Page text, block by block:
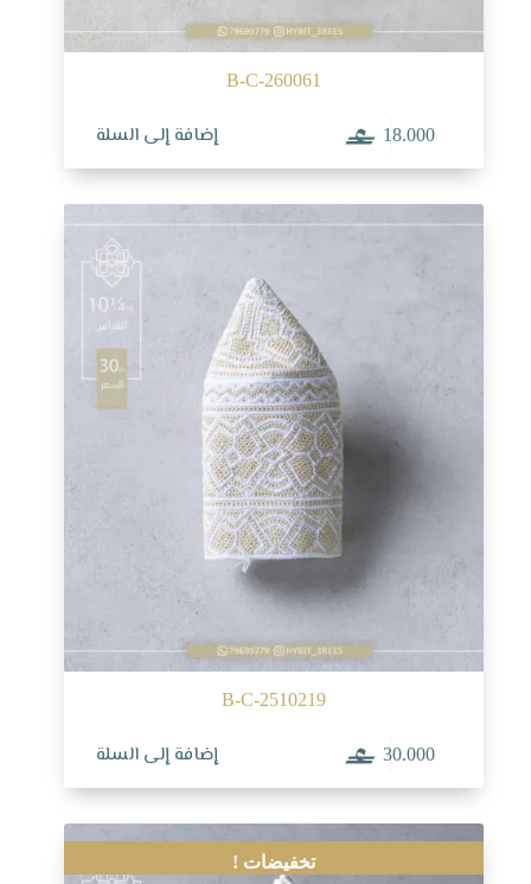
B-C-260061
18.000 إضافة إلى السلة
B-C-2510219
30.000 إضافة إلى السلة
تخفيضات !